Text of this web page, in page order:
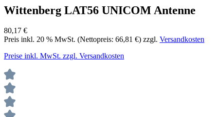
Wittenberg LAT56 UNICOM Antenne
80,17 €
Preis inkl. 20 % MwSt. (Nettopreis: 66,81 €) zzgl. Versandkosten
Preise inkl. MwSt. zzgl. Versandkosten